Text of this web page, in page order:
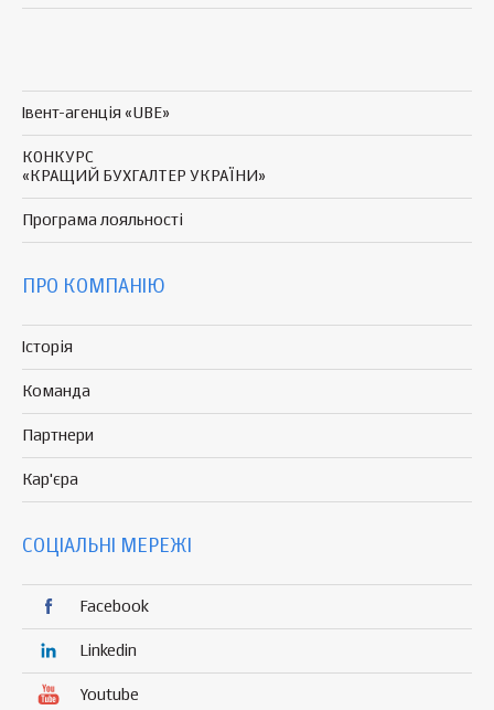
Івент-агенція «UBE»
КОНКУРС
«КРАЩИЙ БУХГАЛТЕР УКРАЇНИ»
Програма лояльності
ПРО КОМПАНІЮ
Історія
Команда
Партнери
Кар'єра
СОЦІАЛЬНІ МЕРЕЖІ
Facebook
Linkedin
Youtube